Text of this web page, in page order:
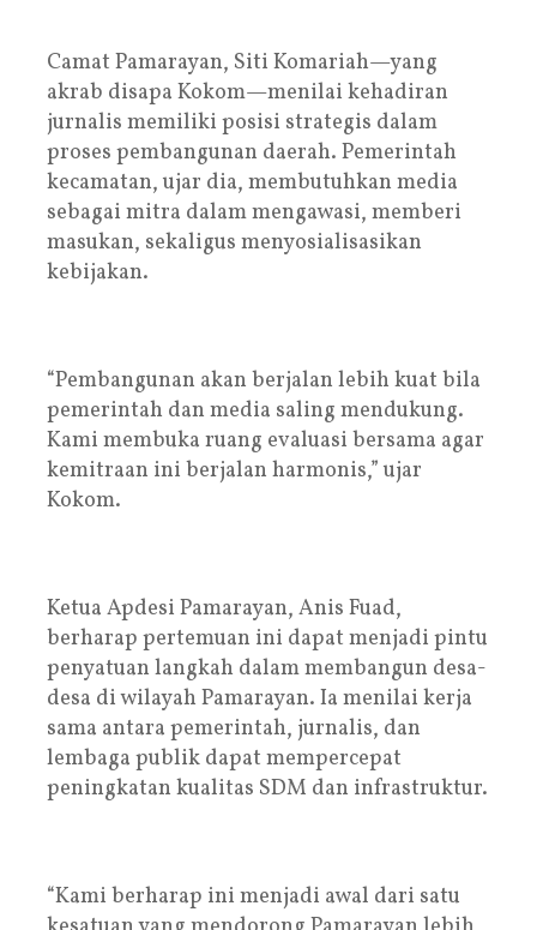
Camat Pamarayan, Siti Komariah—yang
akrab disapa Kokom—menilai kehadiran
jurnalis memiliki posisi strategis dalam
proses pembangunan daerah. Pemerintah
kecamatan, ujar dia, membutuhkan media
sebagai mitra dalam mengawasi, memberi
masukan, sekaligus menyosialisasikan
kebijakan.
“Pembangunan akan berjalan lebih kuat bila
pemerintah dan media saling mendukung.
Kami membuka ruang evaluasi bersama agar
kemitraan ini berjalan harmonis,” ujar
Kokom.
Ketua Apdesi Pamarayan, Anis Fuad,
berharap pertemuan ini dapat menjadi pintu
penyatuan langkah dalam membangun desa-
desa di wilayah Pamarayan. Ia menilai kerja
sama antara pemerintah, jurnalis, dan
lembaga publik dapat mempercepat
peningkatan kualitas SDM dan infrastruktur.
“Kami berharap ini menjadi awal dari satu